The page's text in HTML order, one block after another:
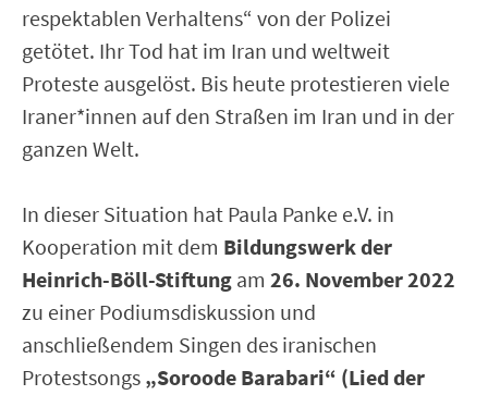
respektablen Verhaltens“ von der Polizei
getötet. Ihr Tod hat im Iran und weltweit
Proteste ausgelöst. Bis heute protestieren viele
Iraner*innen auf den Straßen im Iran und in der
ganzen Welt.
In dieser Situation hat Paula Panke e.V. in
Kooperation mit dem Bildungswerk der
Heinrich-Böll-Stiftung am 26. November 2022
zu einer Podiumsdiskussion und
anschließendem Singen des iranischen
Protestsongs „Soroode Barabari“ (Lied der